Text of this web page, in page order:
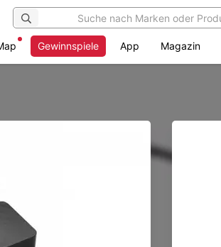
Gewinnspiele App Magazin